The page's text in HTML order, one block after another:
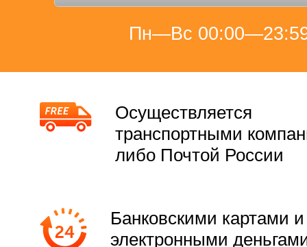
Пн—Вс
Осуществляется
транспортными
либо Почтой России
Банковскими картами и
электронными